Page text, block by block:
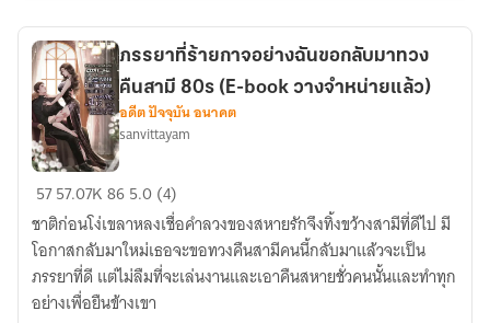
ว่า
ไร้
ค่า
ยุค
80s
(มี
E-
book)
ภรรยา
ร้ายกาจ
อย่าง
ฉัน
ขอก
ภรรยาที่ร้ายกาจอย่างฉันขอกลับมาทวง
คืนสามี 80s (E-book วางจำหน่ายแล้ว)
อดีต ปัจจุบัน อนาคต
sanvittayam
5757.07K865.0 (4)
ชาติก่อนโง่เขลาหลงเชื่อคำลวงของสหายรักจึงทิ้งขว้างสามีที่ดีไป มี
โอกาสกลับมาใหม่เธอจะขอทวงคืนสามีคนนี้กลับมาแล้วจะเป็น
ภรรยาที่ดี แต่ไม่ลืมที่จะเล่นงานและเอาคืนสหายชั่วคนนั้นและทำทุก
อย่างเพื่อยืนข้างเขา